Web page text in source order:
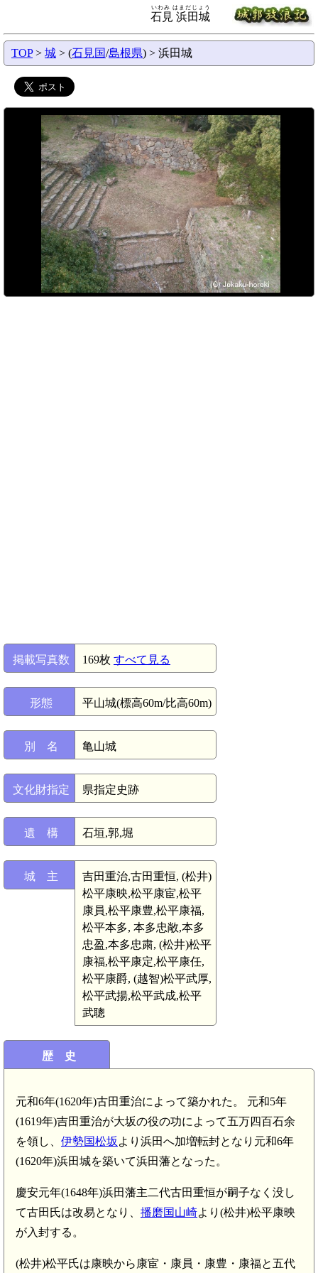
石見 浜田城
いわみ はまだじょう
TOP> 城 > (石見国/島根県) > 浜田城
掲載写真数 169枚 すべて見る
形態 平山城(標高60m/比高60m)
別 名 亀山城
文化財指定 県指定史跡
遺 構 石垣,郭,堀
城 主
吉田重治,古田重恒, (松井)
松平康映,松平康宦,松平
康員,松平康豊,松平康福,
松平本多, 本多忠敞,本多
忠盈,本多忠粛, (松井)松平
康福,松平康定,松平康任,
松平康爵, (越智)松平武厚,
松平武揚,松平武成,松平
武聰
歴 史
元和6年(1620年)古田重治によって築かれた。 元和5年
(1619年)吉田重治が大坂の役の功によって五万四百石余
を領し、 伊勢国松坂 より浜田へ加増転封となり元和6年
(1620年)浜田城を築いて浜田藩となった。
慶安元年(1648年)浜田藩主二代古田重恒が嗣子なく没し
て古田氏は改易となり、 播磨国山崎より(松井)松平康映
が入封する。
(松井)松平氏は康映から康宦・康員・康豊・康福と五代